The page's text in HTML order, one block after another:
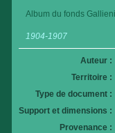
Album du fonds
1904-1907
Auteur :
Territoire :
Type de document :
Support et dimensions :
Provenance :